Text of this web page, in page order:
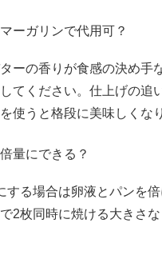
ーガリンで代用可？
ーの香りが食感の決め手
てください。仕上げの追
使うと格段に美味しくな
量にできる？
する場合は卵液とパンを
2枚同時に焼ける大きさ